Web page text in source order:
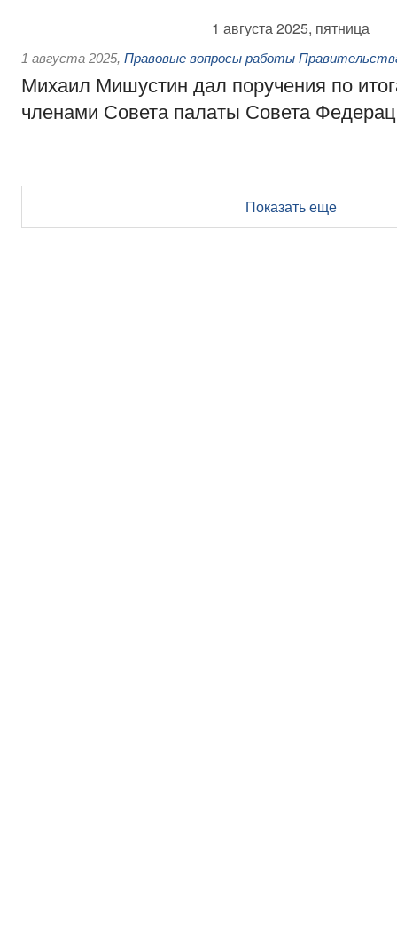
1 августа 2025, пятница
1 августа 2025, Правовые вопросы работы
Михаил Мишустин дал поручения по
членами Совета палаты Совета
Показать еще